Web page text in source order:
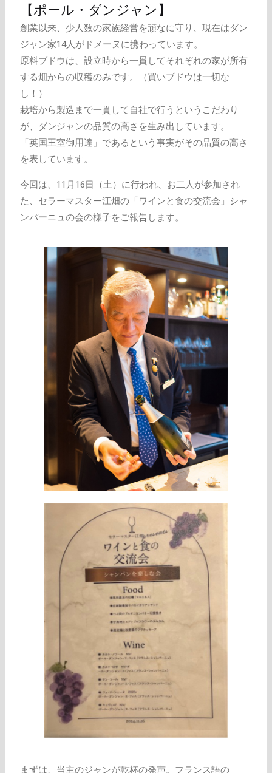
【ポール・ダンジャン】
創業以来、少人数の家族経営を頑なに守り、現在はダン
ジャン家14人がドメーヌに携わっています。
原料ブドウは、設立時から一貫してそれぞれの家が所有
する畑からの収穫のみです。（買いブドウは一切な
し！）
栽培から製造まで一貫して自社で行うというこだわり
が、ダンジャンの品質の高さを生み出しています。
「英国王室御用達」であるという事実がその品質の高さ
を表しています。
今回は、11月16日（土）に行われ、お二人が参加され
た、セラーマスター江畑の「ワインと食の交流会」シャ
ンパーニュの会の様子をご報告します。
まずは、当主のジャンが乾杯の発声。フランス語の